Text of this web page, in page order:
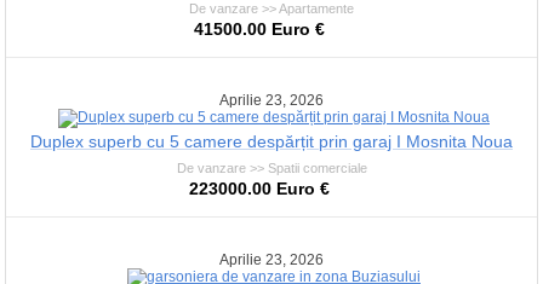
De vanzare >> Apartamente
41500.00 Euro €
Aprilie 23, 2026
Duplex superb cu 5 camere despărțit prin garaj I Mosnita Noua
De vanzare >> Spatii comerciale
223000.00 Euro €
Aprilie 23, 2026